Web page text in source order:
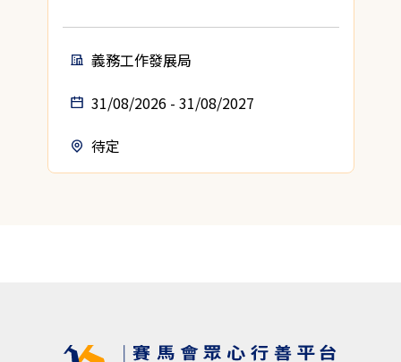
義務工作發展局
31/08/2026 - 31/08/2027
待定